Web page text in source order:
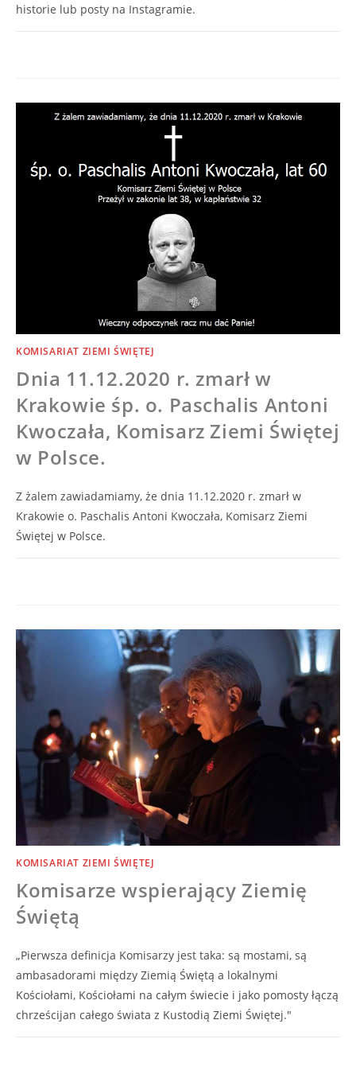
historie lub posty na Instagramie.
KOMISARIAT ZIEMI ŚWIĘTEJ
Dnia 11.12.2020 r. zmarł w
Krakowie śp. o. Paschalis Antoni
Kwoczała, Komisarz Ziemi Świętej
w Polsce.
Z żalem zawiadamiamy, że dnia 11.12.2020 r. zmarł w
Krakowie o. Paschalis Antoni Kwoczała, Komisarz Ziemi
Świętej w Polsce.
KOMISARIAT ZIEMI ŚWIĘTEJ
Komisarze wspierający Ziemię
Świętą
„Pierwsza definicja Komisarzy jest taka: są mostami, są
ambasadorami między Ziemią Świętą a lokalnymi
Kościołami, Kościołami na całym świecie i jako pomosty łączą
chrześcijan całego świata z Kustodią Ziemi Świętej."